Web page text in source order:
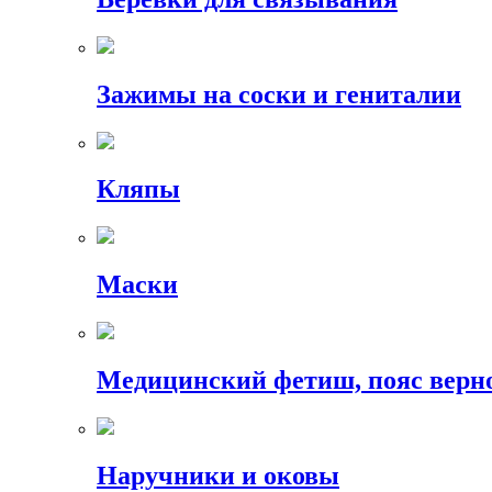
Зажимы на соски и гениталии
Кляпы
Маски
Медицинский фетиш, пояс
Наручники и оковы